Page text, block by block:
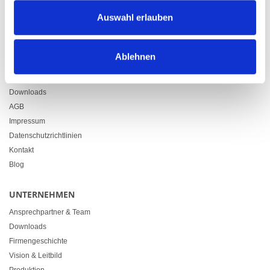
Auswahl erlauben
Ablehnen
Zürcherstrasse 37
LINKS
Downloads
AGB
Impressum
Datenschutzrichtlinien
Kontakt
Blog
UNTERNEHMEN
Ansprechpartner & Team
Downloads
Firmengeschichte
Vision & Leitbild